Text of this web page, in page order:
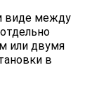
виде между
или двумя
в